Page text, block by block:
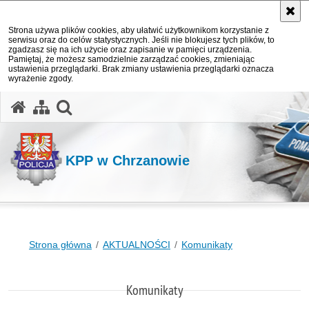
Strona używa plików cookies, aby ułatwić użytkownikom korzystanie z
serwisu oraz do celów statystycznych. Jeśli nie blokujesz tych plików, to
zgadzasz się na ich użycie oraz zapisanie w pamięci urządzenia.
Pamiętaj, że możesz samodzielnie zarządzać cookies, zmieniając
ustawienia przeglądarki. Brak zmiany ustawienia przeglądarki oznacza
wyrażenie zgody.
KPP w Chrzanowie
Strona główna AKTUALNOŚCI Komunikaty
Komunikaty